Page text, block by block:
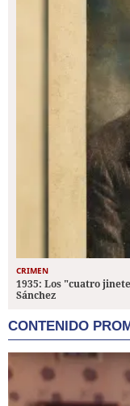
CRIMEN
1935: Los "cuatro
Sánchez
CONTENIDO